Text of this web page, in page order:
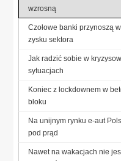
wzrosną
Czołowe banki przynoszą
zysku sektora
Jak radzić sobie w
sytuacjach
Koniec z lockdownem w
bloku
Na unijnym rynku e-aut
pod prąd
Nawet na wakacjach nie